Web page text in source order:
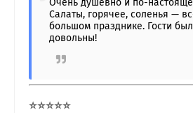
Очень душевно и по-
Салаты, горячее, соленья —
большом празднике. Гости
довольны!
⭐⭐⭐⭐⭐